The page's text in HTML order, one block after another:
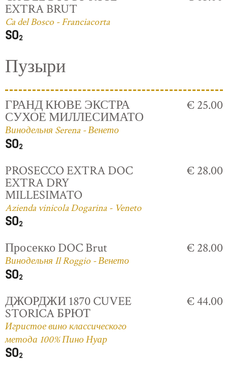
EXTRA BRUT
Ca del Bosco - Franciacorta
Пузыри
ГРАНД КЮВЕ ЭКСТРА
СУХОЕ МИЛЛЕСИМАТО
Винодельня Serena - Венето
€ 25.00
PROSECCO EXTRA DOC
EXTRA DRY
MILLESIMATO
Azienda vinicola Dogarina - Veneto
€ 28.00
Просекко DOC Brut
Винодельня Il Roggio - Венето
€ 28.00
ДЖОРДЖИ 1870 CUVEE
STORICA БРЮТ
Игристое вино классического
метода 100% Пино Нуар
€ 44.00